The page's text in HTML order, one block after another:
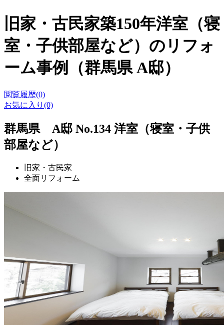
旧家・古民家築150年洋室（寝
室・子供部屋など）のリフォ
ーム事例（群馬県 A邸）
閲覧履歴(0)
お気に入り(0)
群馬県 A邸 No.134 洋室（寝室・子供
部屋など）
旧家・古民家
全面リフォーム